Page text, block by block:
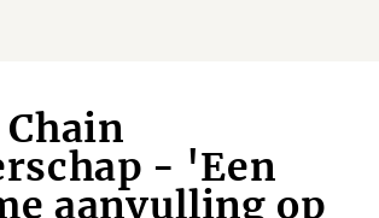
- 'Een
aanvulling op